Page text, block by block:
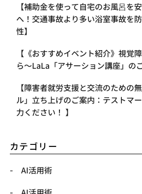
【補助金を使って自宅のお風呂を
へ！交通事故より多い浴室事故を
性】
【《おすすめイベント紹介》視覚
ら〜LaLa「アサーション講座」の
【​障害者就労支援と交流のための
ル」立ち上げのご案内：テストマ
力ください！ 】
カテゴリー
AI活用術